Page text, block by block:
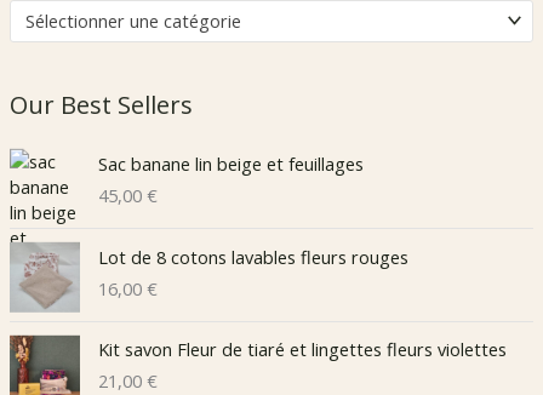
Sélectionner une catégorie
Our Best Sellers
Sac banane lin beige et feuillages
45,00 €
Lot de 8 cotons lavables fleurs rouges
16,00 €
Kit savon Fleur de tiaré et lingettes fleurs violettes
21,00 €